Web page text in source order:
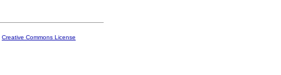
Creative Commons License